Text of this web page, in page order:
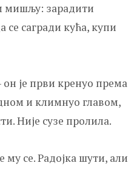
мишљу: зарадити
се сагради кућа, купи
он је први кренуо према
и климнуо главом,
Није сузе пролила.
му се. Радојка шути, али